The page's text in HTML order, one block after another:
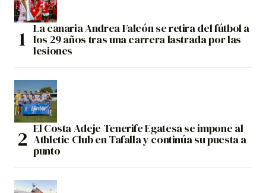
La canaria Andrea Falcón se retira del fútbol a
los 29 años tras una carrera lastrada por las
lesiones
El Costa Adeje Tenerife Egatesa se impone al
Athletic Club en Tafalla y continúa su puesta a
punto